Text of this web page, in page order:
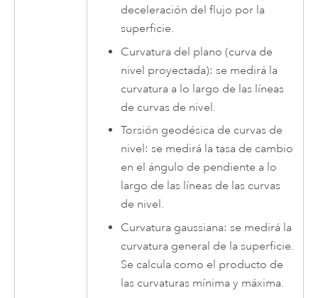
deceleración del flujo por la
superficie.
Curvatura del plano (curva de
nivel proyectada): se medirá la
curvatura a lo largo de las líneas
de curvas de nivel.
Torsión geodésica de curvas de
nivel: se medirá la tasa de cambio
en el ángulo de pendiente a lo
largo de las líneas de las curvas
de nivel.
Curvatura gaussiana: se medirá la
curvatura general de la superficie.
Se calcula como el producto de
las curvaturas mínima y máxima.